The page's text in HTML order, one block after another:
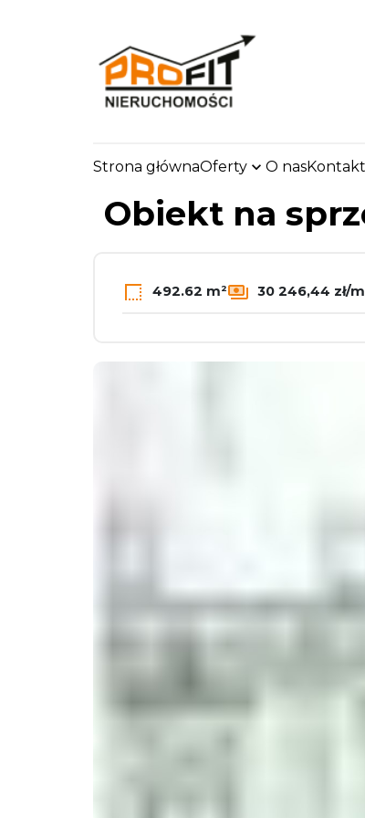
Strona głównaOferty O nasKontakt
strona.glowna Oferty Obiekty
Obiekt na
492.62 m² 30 246,44 zł/m